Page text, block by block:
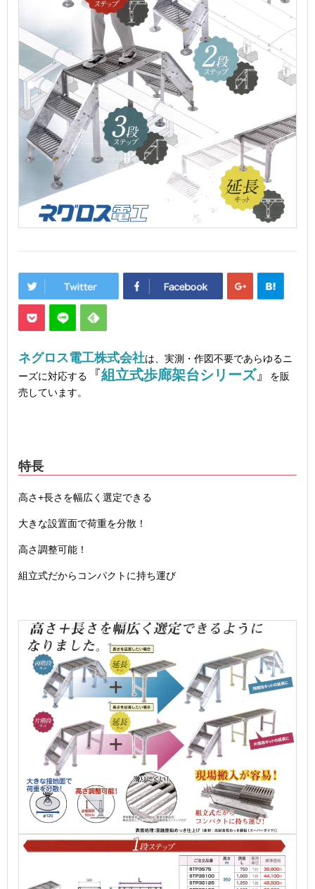
ネグロス電工株式会社は、実測・作図不要であらゆるニ
ーズに対応する
『組立式歩廊架台シリーズ』
を販
売しています。
特長
高さ+長さを幅広く選定できる
大きな設置面で荷重を分散！
高さ調整可能！
組立式だからコンパクトに持ち運び